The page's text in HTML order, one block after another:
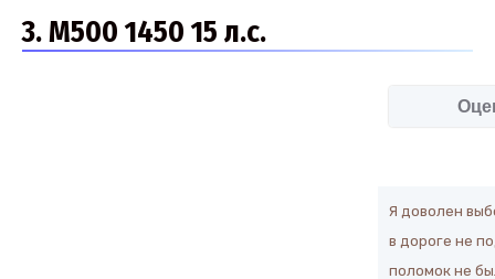
3. М500 1450 15 л.с.
Я доволен
в дороге не
поломок не